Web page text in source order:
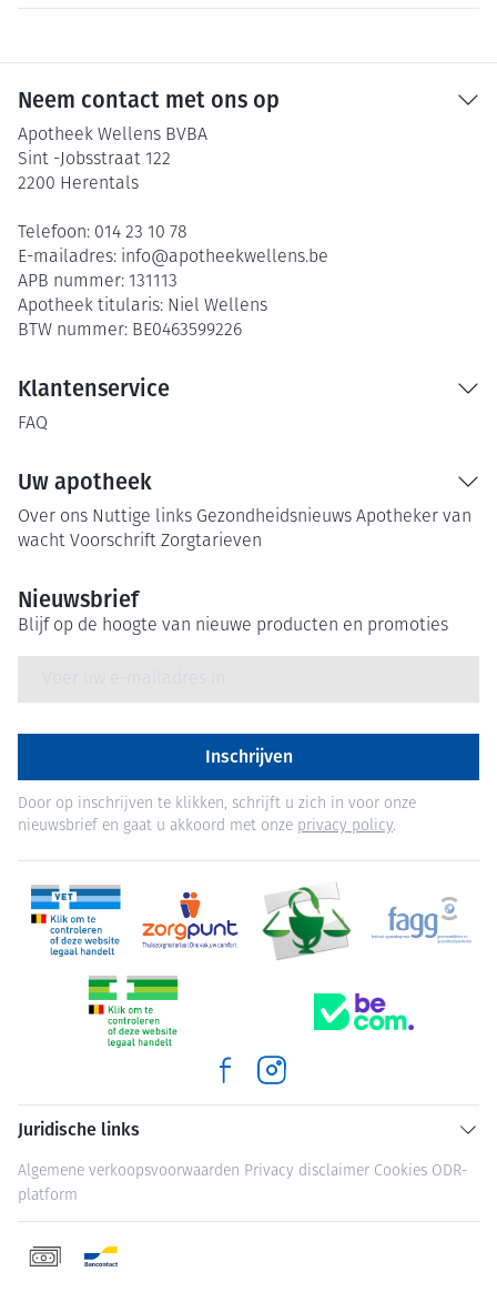
Neem contact met ons op
Apotheek Wellens BVBA
Sint -Jobsstraat 122
2200 Herentals
Telefoon: 014 23 10 78
E-mailadres: info@apotheekwellens.be
APB nummer: 131113
Apotheek titularis: Niel Wellens
BTW nummer: BE0463599226
Klantenservice
FAQ
Uw apotheek
Over ons Nuttige links Gezondheidsnieuws Apotheker van
wacht Voorschrift Zorgtarieven
Nieuwsbrief
Blijf op de hoogte van nieuwe producten en promoties
Inschrijven
Door op inschrijven te klikken, schrijft u zich in voor onze
nieuwsbrief en gaat u akkoord met onze privacy policy.
Juridische links
Algemene verkoopsvoorwaarden Privacy disclaimer Cookies ODR-
platform